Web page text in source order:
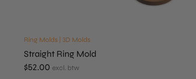
Ring Molds | 3D Molds
Straight Ring Mold
$52.00 excl. btw